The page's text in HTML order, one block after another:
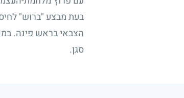
בעת מבצע "ברוש"
הצבאי בראש פינה.
סגן.